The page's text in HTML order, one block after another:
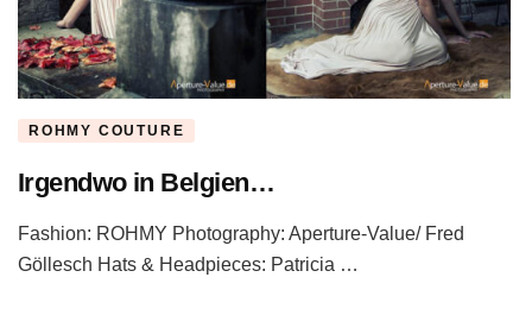
ROHMY COUTURE
Irgendwo in Belgien…
Fashion: ROHMY Photography: Aperture-Value/ Fred
Göllesch Hats & Headpieces: Patricia …